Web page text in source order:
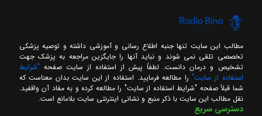
مطالب این سایت تنها جنبه اطلاع رسانی و آموزشی داشته و توصیه پزشکی
تخصصی تلقی نمی شوند و نباید آنها را جایگزین مراجعه به پزشک جهت
تشخیص و درمان دانست. لطفاً پیش از استفاده از سایت صفحه "شرایط
استفاده از سایت" را مطالعه فرمایید. استفاده از این سایت بدان معناست که
شما قبلاً صفحه "شرایط استفاده از سایت" را مطالعه کرده و به مفاد آن واقفید.
نقل مطالب این سایت با ذکر منبع و نشانی اینترنتی سایت بلامانع است.
دسترسی سریع